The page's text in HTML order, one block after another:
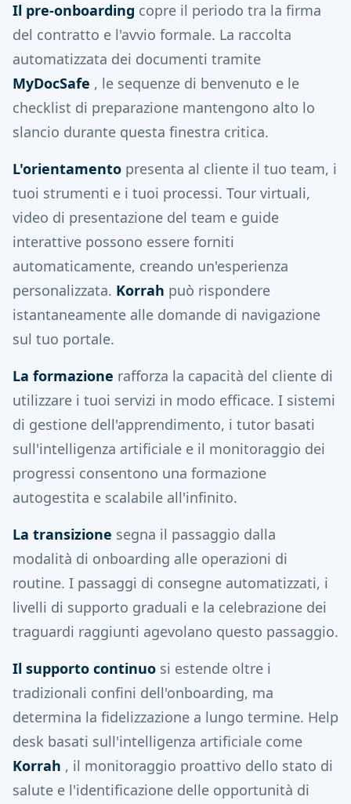
Il pre-onboarding copre il periodo tra la firma
del contratto e l'avvio formale. La raccolta
automatizzata dei documenti tramite
MyDocSafe , le sequenze di benvenuto e le
checklist di preparazione mantengono alto lo
slancio durante questa finestra critica.
L'orientamento presenta al cliente il tuo team, i
tuoi strumenti e i tuoi processi. Tour virtuali,
video di presentazione del team e guide
interattive possono essere forniti
automaticamente, creando un'esperienza
personalizzata. Korrah può rispondere
istantaneamente alle domande di navigazione
sul tuo portale.
La formazione rafforza la capacità del cliente di
utilizzare i tuoi servizi in modo efficace. I sistemi
di gestione dell'apprendimento, i tutor basati
sull'intelligenza artificiale e il monitoraggio dei
progressi consentono una formazione
autogestita e scalabile all'infinito.
La transizione segna il passaggio dalla
modalità di onboarding alle operazioni di
routine. I passaggi di consegne automatizzati, i
livelli di supporto graduali e la celebrazione dei
traguardi raggiunti agevolano questo passaggio.
Il supporto continuo si estende oltre i
tradizionali confini dell'onboarding, ma
determina la fidelizzazione a lungo termine. Help
desk basati sull'intelligenza artificiale come
Korrah , il monitoraggio proattivo dello stato di
salute e l'identificazione delle opportunità di